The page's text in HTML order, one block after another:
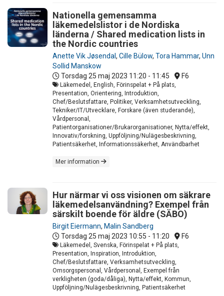
Nationella gemensamma
läkemedelslistor i de Nordiska
länderna / Shared medication lists in
the Nordic countries
Anette Vik Jøsendal , Cille Bülow, Tora Hammar, Unn
Sollid Manskow
Torsdag 25 maj 2023 11:20 - 11:45 F6
Läkemedel, English, Förinspelat + På plats,
Presentation, Orientering, Introduktion,
Chef/Beslutsfattare, Politiker, Verksamhetsutveckling,
Tekniker/IT/Utvecklare, Forskare (även studerande),
Vårdpersonal,
Patientorganisationer/Brukarorganisationer, Nytta/effekt,
Innovativ/forskning, Uppföljning/Nulägesbeskrivning,
Patientsäkerhet, Informationssäkerhet, Användbarhet
Mer information
Hur närmar vi oss visionen om säkrare
läkemedelsanvändning? Exempel från
särskilt boende för äldre (SÄBO) ​
Birgit Eiermann, Malin Sandberg
Torsdag 25 maj 2023 10:55 - 11:20 F6
Läkemedel, Svenska, Förinspelat + På plats,
Presentation, Inspiration, Introduktion,
Chef/Beslutsfattare, Verksamhetsutveckling,
Omsorgspersonal, Vårdpersonal, Exempel från
verkligheten (goda/dåliga), Nytta/effekt, Kommun,
Uppföljning/Nulägesbeskrivning, Patientsäkerhet